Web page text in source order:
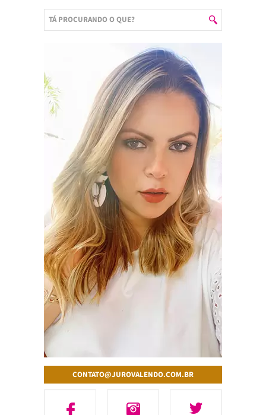
CONTATO@JUROVALENDO.COM.BR